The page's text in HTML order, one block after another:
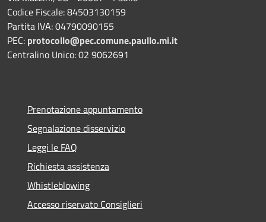
Codice Fiscale: 84503130159
Partita IVA: 04790090155
PEC: protocollo@pec.comune.paullo.mi.it
Centralino Unico: 02 9062691
Prenotazione appuntamento
Segnalazione disservizio
Leggi le FAQ
Richiesta assistenza
Whistleblowing
Accesso riservato Consiglieri